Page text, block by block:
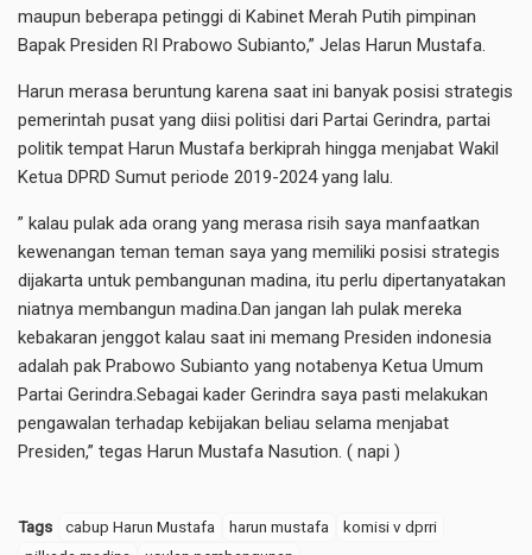
maupun beberapa petinggi di Kabinet Merah Putih pimpinan
Bapak Presiden RI Prabowo Subianto,” Jelas Harun Mustafa.
Harun merasa beruntung karena saat ini banyak posisi strategis
pemerintah pusat yang diisi politisi dari Partai Gerindra, partai
politik tempat Harun Mustafa berkiprah hingga menjabat Wakil
Ketua DPRD Sumut periode 2019-2024 yang lalu.
” kalau pulak ada orang yang merasa risih saya manfaatkan
kewenangan teman teman saya yang memiliki posisi strategis
dijakarta untuk pembangunan madina, itu perlu dipertanyatakan
niatnya membangun madina.Dan jangan lah pulak mereka
kebakaran jenggot kalau saat ini memang Presiden indonesia
adalah pak Prabowo Subianto yang notabenya Ketua Umum
Partai Gerindra.Sebagai kader Gerindra saya pasti melakukan
pengawalan terhadap kebijakan beliau selama menjabat
Presiden,” tegas Harun Mustafa Nasution. ( napi )
Tags cabup Harun Mustafa harun mustafa
komisi v dprri